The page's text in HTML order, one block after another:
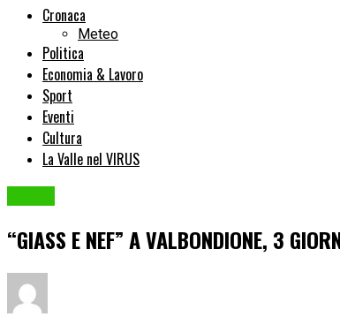
Cronaca
Meteo
Politica
Economia & Lavoro
Sport
Eventi
Cultura
La Valle nel VIRUS
“GIASS E NEF” A VALBONDIONE, 3